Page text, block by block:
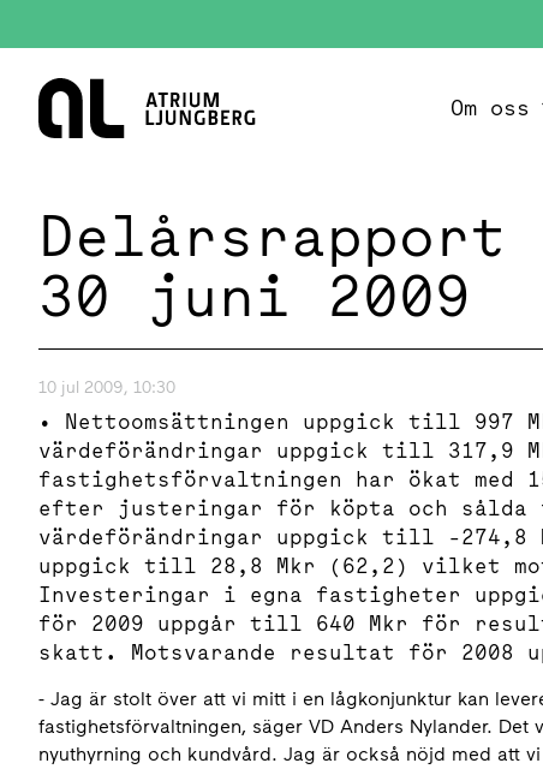
Hem
Om oss
30 juni 2009
10 jul 2009, 10:30
• Nettoomsättningen uppgick till 997
värdeförändringar uppgick till 317,9
fastighetsförvaltningen har ökat med
efter justeringar för köpta och sålda
värdeförändringar uppgick till -
uppgick till 28,8 Mkr (62,2) vilket
Investeringar i egna fastigheter
för 2009 uppgår till 640 Mkr för
skatt. Motsvarande resultat för 2008
- Jag är stolt över att vi mitt i en lågkonjunktur kan
fastighetsförvaltningen, säger VD Anders Nylander.
nyuthyrning och kundvård. Jag är också nöjd med att